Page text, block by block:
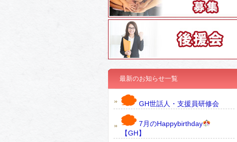
最新のお知らせ一覧
GH世話人・支援員研修会
7月のHappybirthday
【GH】